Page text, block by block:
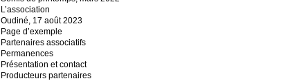
L’association
Oudiné, 17 août 2023
Page d’exemple
Partenaires associatifs
Permanences
Présentation et contact
Producteurs partenaires